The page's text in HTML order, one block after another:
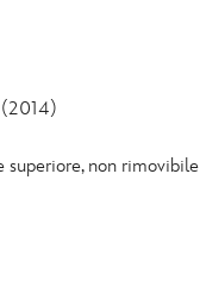
superiore, non rimovibile